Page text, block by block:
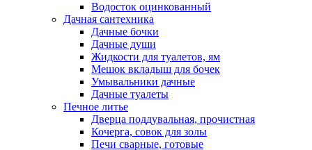
Водосток оцинкованный
Дачная сантехника
Дачные бочки
Дачные души
Жидкости для туалетов, ям
Мешок вкладыш для бочек
Умывальники дачные
Дачные туалеты
Печное литье
Дверца поддувальная, прочистная
Кочерга, совок для золы
Печи сварные, готовые